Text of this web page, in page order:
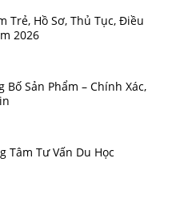
Trẻ, Hồ Sơ, Thủ Tục, Điều
2026
Bố Sản Phẩm – Chính Xác,
Tâm Tư Vấn Du Học